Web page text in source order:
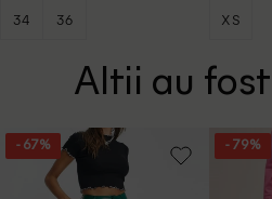
34 36 XS
Altii au
- 67% - 79%